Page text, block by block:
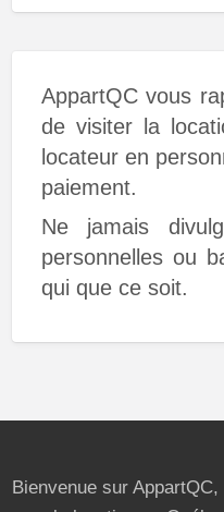
AppartQC vous
de visiter la
locateur en
paiement.
Ne jamais
personnelles ou
qui que ce soit.
Bienvenue sur